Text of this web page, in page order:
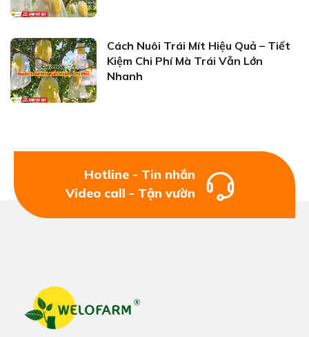
Cách Nuôi Trái Mít Hiệu Quả – Tiết
Kiệm Chi Phí Mà Trái Vẫn Lớn
Nhanh
Hotline - Tin nhắn
Video call - Tận vườn